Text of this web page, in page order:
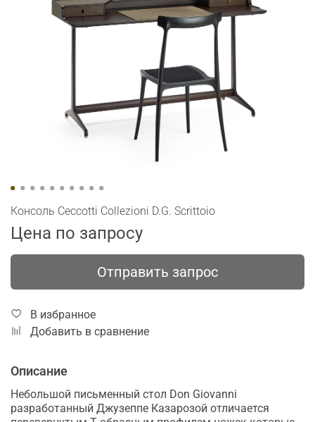
Консоль Ceccotti Collezioni D.G. Scrittoio
Цена по запросу
Отправить запрос
В избранное
Добавить в сравнение
Описание
Небольшой письменный стол Don Giovanni
разработанный Джузеппе Казарозой отличается